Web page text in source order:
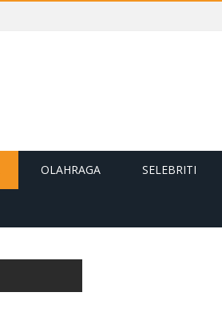
OLAHRAGA SELEBRITI